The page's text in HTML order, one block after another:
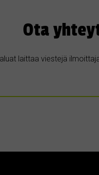
Ota
laittaa viestejä